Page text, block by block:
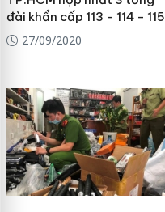
đài khẩn cấp 113 - 114 - 115
27/09/2020